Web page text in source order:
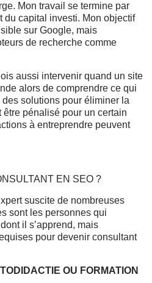
Mon travail se termine par
du capital investi. Mon objectif
sur Google, mais
de recherche comme
aussi intervenir quand un site
alors de comprendre ce qui
solutions pour éliminer la
pénalisé pour un certain
à entreprendre peuvent
EN SEO ?
suscite de nombreuses
sont les personnes qui
il s’apprend, mais
pour devenir consultant
OU FORMATION